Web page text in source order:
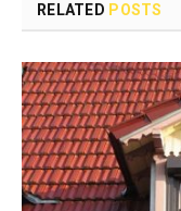
RELATED POSTS